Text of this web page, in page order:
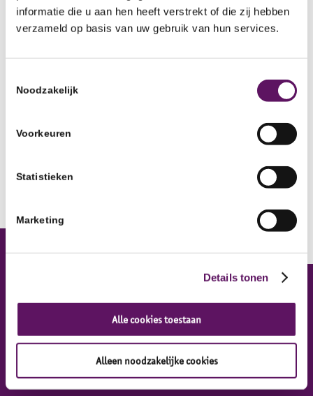
informatie die u aan hen heeft verstrekt of die zij hebben
verzameld op basis van uw gebruik van hun services.
Noodzakelijk
Voorkeuren
Statistieken
Marketing
Details tonen
Alle cookies toestaan
Alleen noodzakelijke cookies
werknemersvaardigheden en vakvaardigheden te
regulier bedrijf. Zo blijven ze werkfit en wordt
uitkering. Uiteindelijk is dat ons doel: zorgen dat
elke werkzoekende op de meest passende plek aan het
werk komt.”
Kijk hiernaar de uitzending van de NOS over dit item
Inclusief Groep
Inclusief Groep, Werkontwikkelbedrijf